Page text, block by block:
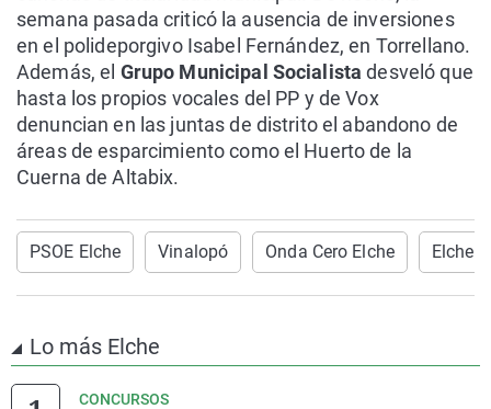
semana pasada criticó la ausencia de inversiones
en el polideporgivo Isabel Fernández, en Torrellano.
Además, el Grupo Municipal Socialista desveló que
hasta los propios vocales del PP y de Vox
denuncian en las juntas de distrito el abandono de
áreas de esparcimiento como el Huerto de la
Cuerna de Altabix.
PSOE Elche Vinalopó Onda Cero Elche Elche
Lo más Elche
CONCURSOS